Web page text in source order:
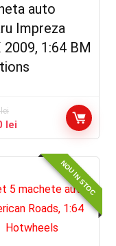
auto
Impreza
2009, 1:64 BM
lei
lei
NOU IN STOC